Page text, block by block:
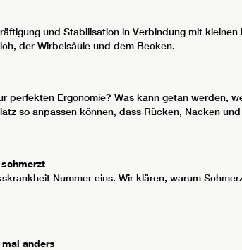
und Stabilisation in Verbindung mit
der Wirbelsäule und dem Becken.
perfekten Ergonomie? Was kann getan werden,
so anpassen können, dass Rücken, Nacken
Nummer eins. Wir klären, warum
anders